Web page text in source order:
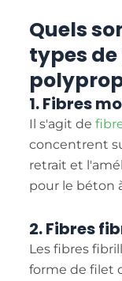
Quels
types
1. Fibres
Il s'agit de
concentrent
retrait et
pour le béton
2. Fibres
Les fibres
forme de filet